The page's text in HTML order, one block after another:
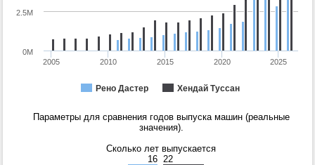
Рено Дастер Хендай Туссан
2005 2010 2015 2020 2025
0M
2.5M
Параметры для сравнения годов выпуска машин (реальные
значения).
Сколько лет выпускается
16 22